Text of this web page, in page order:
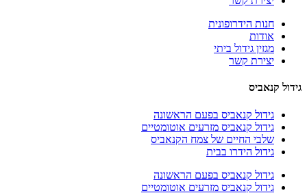
חנות הידרופונית
אודות
מגזין גידול ביתי
יצירת קשר
גידול קנאביס
גידול קנאביס בפעם הראשונה
גידול קנאביס מזרעים אוטומטיים
שלבי החיים של צמח הקנאביס
גידול הידרו בבית
גידול קנאביס בפעם הראשונה
גידול קנאביס מזרעים אוטומטיים